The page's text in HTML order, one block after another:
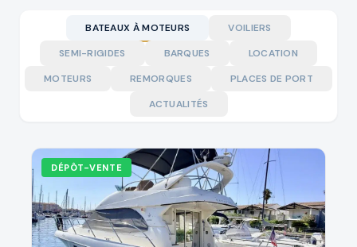
BATEAUX À MOTEURS
VOILIERS
SEMI-RIGIDES
BARQUES
LOCATION
MOTEURS
REMORQUES
PLACES DE PORT
ACTUALITÉS
DÉPÔT-VENTE